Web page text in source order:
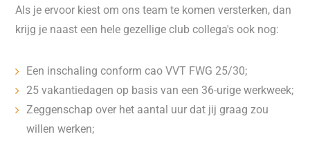
Als je ervoor kiest om ons team te komen versterken, dan
krijg je naast een hele gezellige club collega's ook nog:
Een inschaling conform cao VVT FWG 25/30;
25 vakantiedagen op basis van een 36-urige werkweek;
Zeggenschap over het aantal uur dat jij graag zou
willen werken;